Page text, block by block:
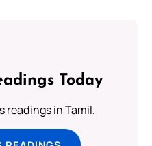
Today
readings in Tamil.